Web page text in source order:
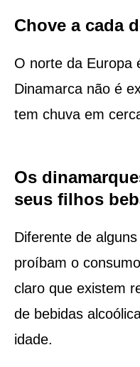
Chove a cada
O norte da Europa
Dinamarca não é
tem chuva em
Os
seus filhos
Diferente de
proíbam o
claro que existem
de bebidas
idade.